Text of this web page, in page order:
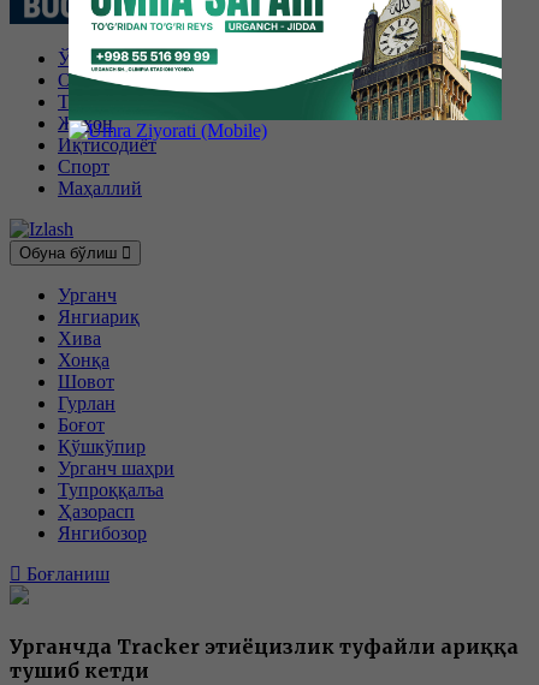
Ўзбекистон
Об-ҳаво
Технология
Жаҳон
Иқтисодиёт
Спорт
Маҳаллий
Обуна бўлиш
Урганч
Янгиариқ
Хива
Хонқа
Шовот
Гурлан
Боғот
Қўшкўпир
Урганч шаҳри
Тупроққалъа
Ҳазорасп
Янгибозор
Боғланиш
Урганчда Tracker эҳтиёцизлик туфайли ариққа
тушиб кетди